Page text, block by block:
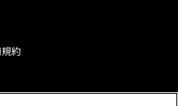
約
ポリシー